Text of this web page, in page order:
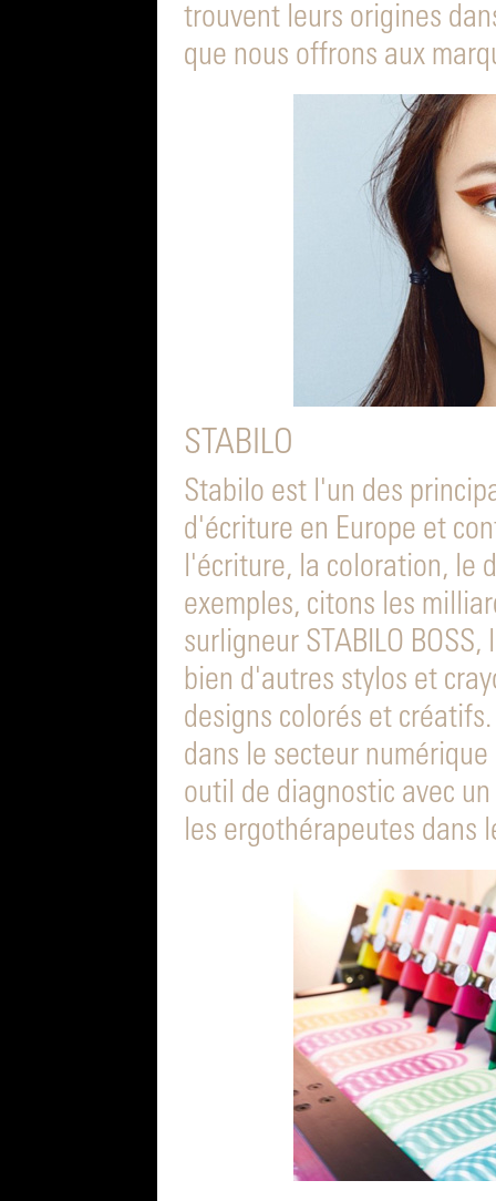
trouvent leurs origines
que nous offrons aux
STABILO
Stabilo est l'un des
d'écriture en Europe et
l'écriture, la coloration, le
exemples, citons les
surligneur STABILO
bien d'autres stylos et
designs colorés et
dans le secteur
outil de diagnostic avec
les ergothérapeutes dans